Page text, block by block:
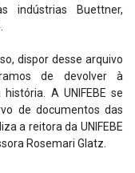
indústrias Buettner,
dispor desse arquivo
de devolver à
A UNIFEBE se
de documentos das
a reitora da UNIFEBE
Rosemari Glatz.